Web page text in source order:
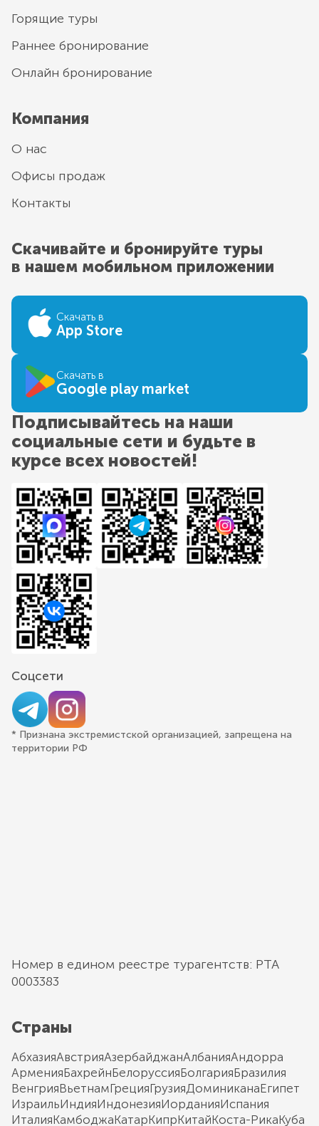
Горящие туры
Раннее бронирование
Онлайн бронирование
Компания
О нас
Офисы продаж
Контакты
Скачивайте и бронируйте туры
в нашем мобильном приложении
Скачать в
App Store
Скачать в
Google play market
Подписывайтесь на наши
социальные сети и будьте в
курсе всех новостей!
Соцсети
* Признана экстремистской организацией, запрещена на
территории РФ
Номер в едином реестре турагентств: РТА
0003383
Страны
АбхазияАвстрияАзербайджанАлбанияАндорра
АрменияБахрейнБелоруссияБолгарияБразилия
ВенгрияВьетнамГрецияГрузияДоминиканаЕгипет
ИзраильИндияИндонезияИорданияИспания
ИталияКамбоджаКатарКипрКитайКоста-РикаКуба